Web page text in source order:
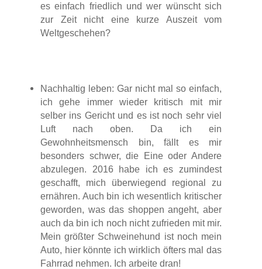
es einfach friedlich und wer wünscht sich
zur Zeit nicht eine kurze Auszeit vom
Weltgeschehen?
Nachhaltig leben: Gar nicht mal so einfach,
ich gehe immer wieder kritisch mit mir
selber ins Gericht und es ist noch sehr viel
Luft nach oben. Da ich ein
Gewohnheitsmensch bin, fällt es mir
besonders schwer, die Eine oder Andere
abzulegen. 2016 habe ich es zumindest
geschafft, mich überwiegend regional zu
ernähren. Auch bin ich wesentlich kritischer
geworden, was das shoppen angeht, aber
auch da bin ich noch nicht zufrieden mit mir.
Mein größter Schweinehund ist noch mein
Auto, hier könnte ich wirklich öfters mal das
Fahrrad nehmen. Ich arbeite dran!